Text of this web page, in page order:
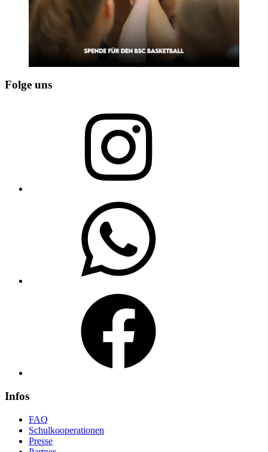
Folge uns
Infos
FAQ
Schulkooperationen
Presse